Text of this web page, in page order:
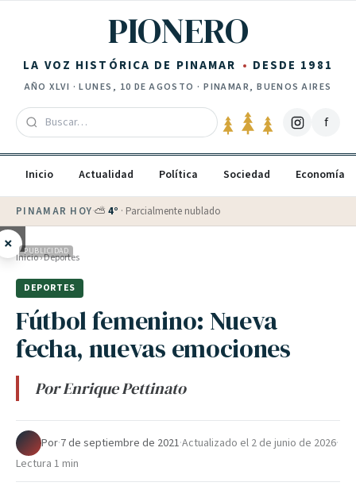
PIONERO
LA VOZ HISTÓRICA DE PINAMAR DESDE 1981
AÑOXLVI ·LUNES, 10 DE AGOSTO · PINAMAR, BUENOS AIRES
f
Inicio Actualidad Política Sociedad Economía
PINAMAR HOY·⛅ 4° · Parcialmente nublado
× PUBLICIDAD
Inicio›Deportes
DEPORTES
Fútbol femenino: Nueva
fecha, nuevas emociones
Por Enrique Pettinato
Por·7 de septiembre de 2021·Actualizado el 2 de junio de 2026·
Lectura 1 min